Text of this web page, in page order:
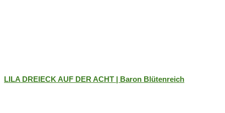
LILA DREIECK AUF DER ACHT | Baron Blütenreich